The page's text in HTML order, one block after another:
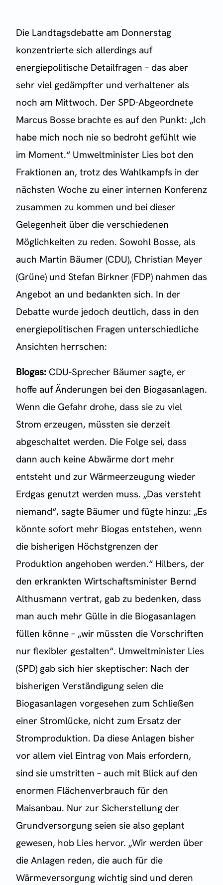
Die Landtagsdebatte am Donnerstag
konzentrierte sich allerdings auf
energiepolitische Detailfragen – das aber
sehr viel gedämpfter und verhaltener als
noch am Mittwoch. Der SPD-Abgeordnete
Marcus Bosse brachte es auf den Punkt: „Ich
habe mich noch nie so bedroht gefühlt wie
im Moment.“ Umweltminister Lies bot den
Fraktionen an, trotz des Wahlkampfs in der
nächsten Woche zu einer internen Konferenz
zusammen zu kommen und bei dieser
Gelegenheit über die verschiedenen
Möglichkeiten zu reden. Sowohl Bosse, als
auch Martin Bäumer (CDU), Christian Meyer
(Grüne) und Stefan Birkner (FDP) nahmen das
Angebot an und bedankten sich. In der
Debatte wurde jedoch deutlich, dass in den
energiepolitischen Fragen unterschiedliche
Ansichten herrschen:
Biogas: CDU-Sprecher Bäumer sagte, er
hoffe auf Änderungen bei den Biogasanlagen.
Wenn die Gefahr drohe, dass sie zu viel
Strom erzeugen, müssten sie derzeit
abgeschaltet werden. Die Folge sei, dass
dann auch keine Abwärme dort mehr
entsteht und zur Wärmeerzeugung wieder
Erdgas genutzt werden muss. „Das versteht
niemand“, sagte Bäumer und fügte hinzu: „Es
könnte sofort mehr Biogas entstehen, wenn
die bisherigen Höchstgrenzen der
Produktion angehoben werden.“ Hilbers, der
den erkrankten Wirtschaftsminister Bernd
Althusmann vertrat, gab zu bedenken, dass
man auch mehr Gülle in die Biogasanlagen
füllen könne – „wir müssten die Vorschriften
nur flexibler gestalten“. Umweltminister Lies
(SPD) gab sich hier skeptischer: Nach der
bisherigen Verständigung seien die
Biogasanlagen vorgesehen zum Schließen
einer Stromlücke, nicht zum Ersatz der
Stromproduktion. Da diese Anlagen bisher
vor allem viel Eintrag von Mais erfordern,
sind sie umstritten – auch mit Blick auf den
enormen Flächenverbrauch für den
Maisanbau. Nur zur Sicherstellung der
Grundversorgung seien sie also geplant
gewesen, hob Lies hervor. „Wir werden über
die Anlagen reden, die auch für die
Wärmeversorgung wichtig sind und deren